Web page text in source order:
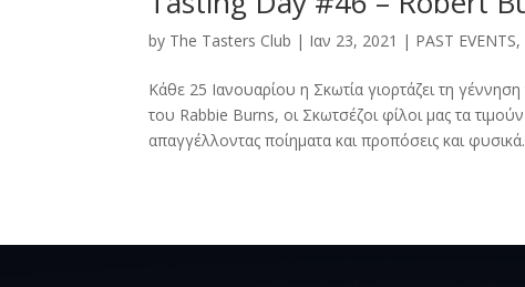
by The Tasters Club | Ιαν 23, 2021 | PAST EVENTS,
Κάθε 25 Ιανουαρίου η Σκωτία γιορτάζει τη
του Rabbie Burns, οι Σκωτσέζοι φίλοι μας τα
απαγγέλλοντας ποίηματα και προπόσεις και